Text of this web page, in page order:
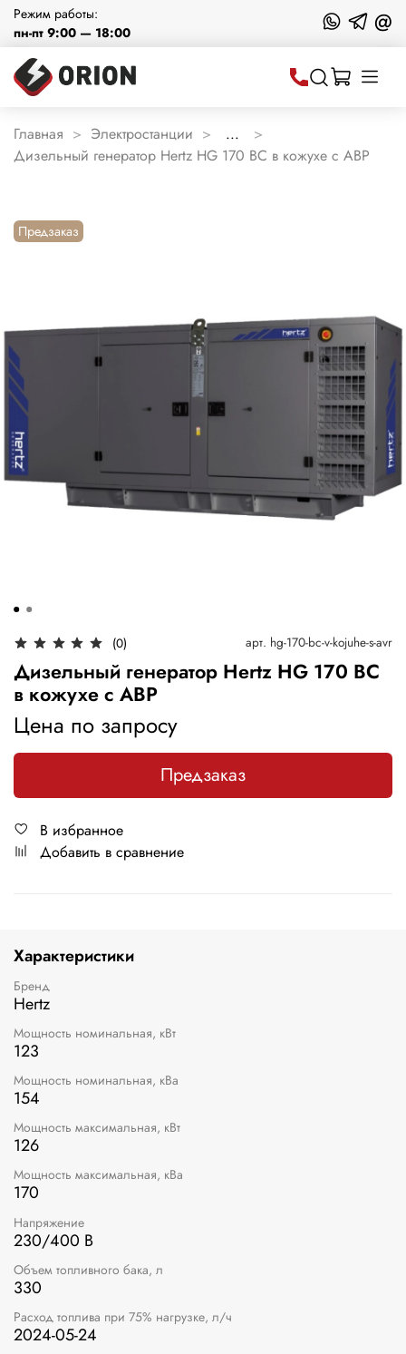
Режим работы:
пн-пт 9:00 — 18:00
@
Главная Электростанции
...
Дизельный генератор Hertz HG 170 BC в кожухе с АВР
Предзаказ
(0) арт. hg-170-bc-v-kojuhe-s-avr
Дизельный генератор Hertz HG 170 BC
в кожухе с АВР
Цена по запросу
Предзаказ
В избранное
Добавить в сравнение
Характеристики
Бренд
Hertz
Мощность номинальная, кВт
123
Мощность номинальная, кВа
154
Мощность максимальная, кВт
126
Мощность максимальная, кВа
170
Напряжение
230/400 В
Объем топливного бака, л
330
Расход топлива при 75% нагрузке, л/ч
2024-05-24